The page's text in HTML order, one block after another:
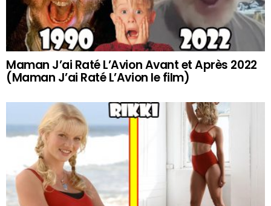
Maman J’ai Raté L’Avion Avant et Après 2022
(Maman J’ai Raté L’Avion le film)